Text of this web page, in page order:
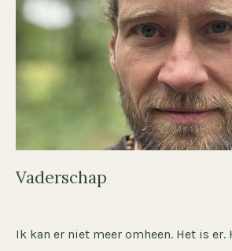
Vaderschap
Ik kan er niet meer omheen. Het is er.